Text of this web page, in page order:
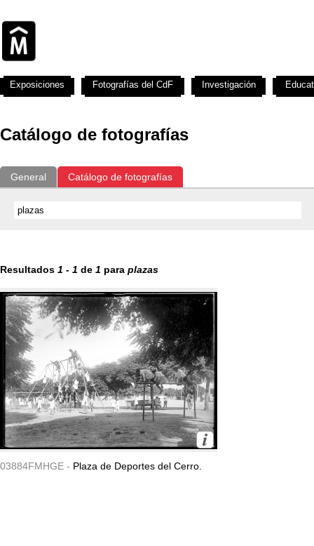
Catálogo de fotografías
General Catálogo de fotografías
Resultados 1 - 1 de 1 para plazas
03884FMHGE - Plaza de Deportes del Cerro.
Exposiciones Fotografías del CdF Investigación